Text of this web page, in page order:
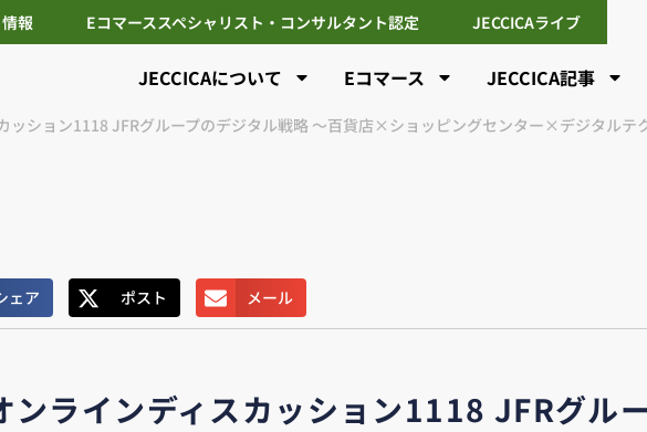
報 Eコマーススペシャリスト・コンサルタント認定 JECCICAライブ
JECCICAについて Eコマース JECCICA記事
ッション1118 JFRグループのデジタル戦略 ～百貨店×ショッピングセンター×デジタルテ
ェア ポスト メール
ンラインディスカッション1118 JFRグル